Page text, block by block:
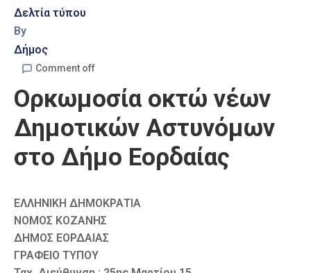
Δελτία τύπου
By
Δήμος
Comment off
Ορκωμοσία οκτώ νέων
Δημοτικών Αστυνόμων
στο Δήμο Εορδαίας
ΕΛΛΗΝΙΚΗ ΔΗΜΟΚΡΑΤΙΑ
ΝΟΜΟΣ ΚΟΖΑΝΗΣ
ΔΗΜΟΣ ΕΟΡΔΑΙΑΣ
ΓΡΑΦΕΙΟ ΤΥΠΟΥ